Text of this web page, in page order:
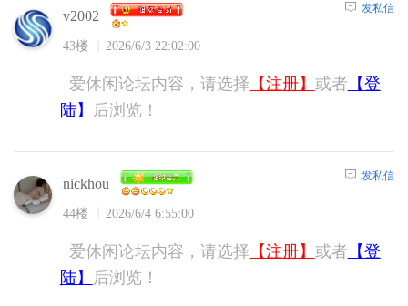
v2002
43楼 2026/6/3 22:02:00
发私信
爱休闲论坛内容，请选择 【注册】 或者 【登
陆】
后浏览！
nickhou
44楼 2026/6/4 6:55:00
发私信
爱休闲论坛内容，请选择 【注册】 或者 【登
陆】
后浏览！